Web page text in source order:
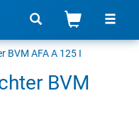
BVM AFA A 125 I
BVM